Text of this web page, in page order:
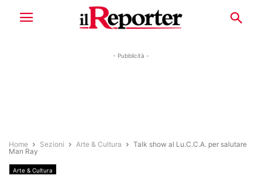
- Pubblicità -
Home Sezioni Arte & Cultura
Talk show al Lu.C.C.A. per salutare
Man Ray
Arte & Cultura